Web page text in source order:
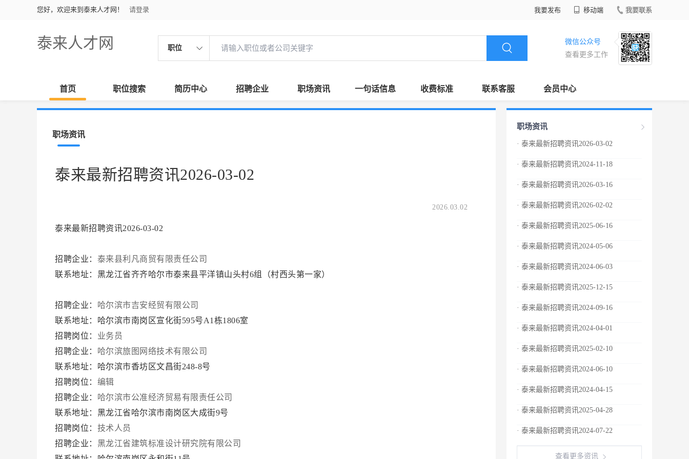
您好，欢迎来到泰来人才网！ 请登录 我要发布 移动端 我要联系
泰来人才网 职位
微信公众号
查看更多工作
首页 职位搜索 简历中心 招聘企业 职场资讯 一句话信息 收费标准 联系客服 会员中心
职场资讯
泰来最新招聘资讯2026-03-02
2026.03.02
泰来最新招聘资讯2026-03-02
招聘企业： 泰来县利凡商贸有限责任公司
联系地址：黑龙江省齐齐哈尔市泰来县平洋镇山头村6组（村西头第一家）
招聘企业：
哈尔滨市吉安经贸有限公司
联系地址：哈尔滨市南岗区宣化街595号A1栋1806室
招聘岗位： 业务员
招聘企业：
哈尔滨旅图网络技术有限公司
联系地址：哈尔滨市香坊区文昌街248-8号
招聘岗位： 编辑
招聘企业：
哈尔滨市公准经济贸易有限责任公司
联系地址：黑龙江省哈尔滨市南岗区大成街9号
招聘岗位： 技术人员
招聘企业： 黑龙江省建筑标准设计研究院有限公司
职场资讯
· 泰来最新招聘资讯2026-03-02
· 泰来最新招聘资讯2024-11-18
· 泰来最新招聘资讯2026-03-16
· 泰来最新招聘资讯2026-02-02
· 泰来最新招聘资讯2025-06-16
· 泰来最新招聘资讯2024-05-06
· 泰来最新招聘资讯2024-06-03
· 泰来最新招聘资讯2025-12-15
· 泰来最新招聘资讯2024-09-16
· 泰来最新招聘资讯2024-04-01
· 泰来最新招聘资讯2025-02-10
· 泰来最新招聘资讯2024-06-10
· 泰来最新招聘资讯2024-04-15
· 泰来最新招聘资讯2025-04-28
· 泰来最新招聘资讯2024-07-22
查看更多资讯